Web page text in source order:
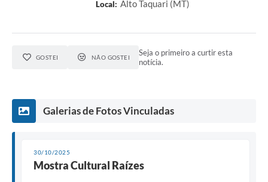
Local: Alto Taquari (MT)
GOSTEI NÃO GOSTEI
Seja o primeiro a curtir esta
notícia.
Galerias de Fotos Vinculadas
30/10/2025
Mostra Cultural Raízes